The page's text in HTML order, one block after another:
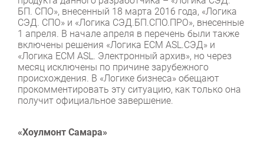
БП. СПО», внесенный 18 марта 2016 года, «Логика
СЭД. СПО» и «Логика СЭД.БП.СПО.ПРО», внесенные
1 апреля. В начале апреля в перечень были также
включены решения «Логика ЕСМ ASL.СЭД» и
«Логика ЕСМ ASL. Электронный архив», но через
месяц исключены по причине зарубежного
происхождения. В «Логике бизнеса» обещают
прокомментировать эту ситуацию, как только она
получит официальное завершение.
«Хоулмонт Самара»